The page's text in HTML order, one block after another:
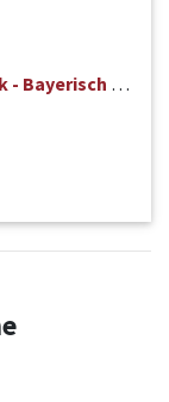
Eisenstein Nr. 50